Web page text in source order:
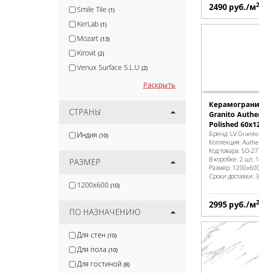
Smile Tile (1)
KerLab (1)
Mozart (13)
Kirovit (2)
Venux Surface S.L.U (2)
DUE-G Ceramiche
Interbau(3)
Раскрыть
СТРАНЫ
Индия (10)
РАЗМЕР
1200x600 (10)
ПО НАЗНАЧЕНИЮ
Для стен (10)
Для пола (10)
Для гостиной (8)
2490 руб./м2
Granito
Polished
Бренд: LV Granito
Коллекция:
Код товара: SD-
В коробке: 2 шт,
Размер:
Сроки доставки:
2995 руб./м2